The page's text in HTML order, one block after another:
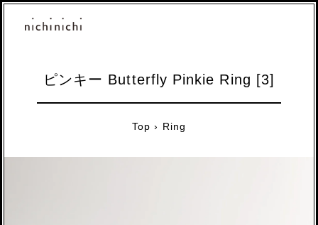
ピンキー Butterfly Pinkie Ring [3]
Top › Ring